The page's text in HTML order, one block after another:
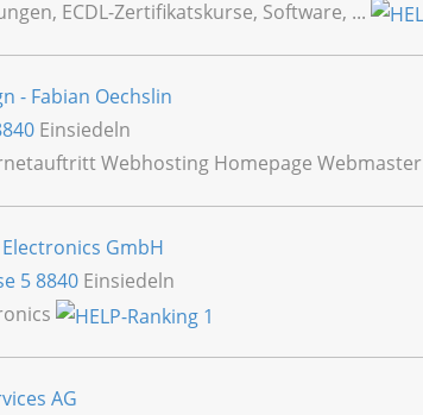
ECDL-Zertifikatskurse, Software, ...
- Fabian Oechslin
Einsiedeln
Webhosting Homepage Webmaster
GmbH
58840 Einsiedeln
AG